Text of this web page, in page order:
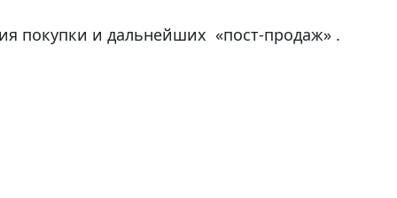
покупки и дальнейших «пост-продаж» .